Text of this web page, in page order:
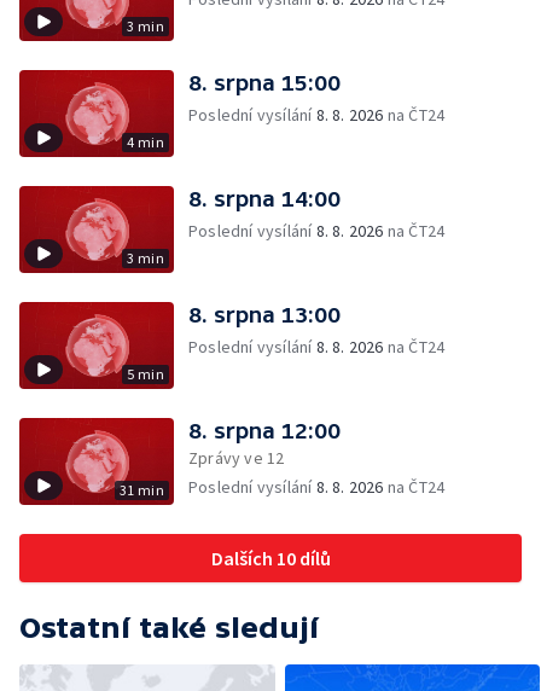
3 min
4 min
8. srpna 15:00
Poslední vysílání8. 8. 2026 na ČT24
3 min
8. srpna 14:00
Poslední vysílání8. 8. 2026 na ČT24
5 min
8. srpna 13:00
Poslední vysílání8. 8. 2026 na ČT24
31 min
8. srpna 12:00
Zprávy ve 12
Poslední vysílání8. 8. 2026 na ČT24
Dalších 10 dílů
Ostatní také sledují